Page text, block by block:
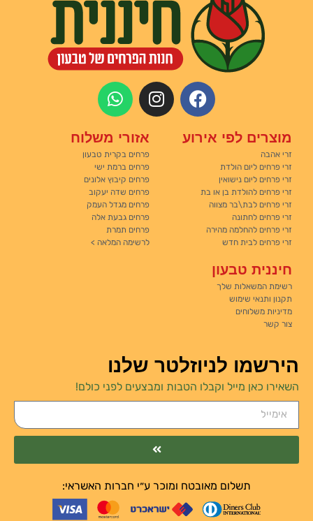
מוצרים לפי אירוע
זרי אהבה
זרי פרחים ליום הולדת
זרי פרחים ליום נישואין
זרי פרחים להולדת בן או בת
זרי פרחים לבת\בר מצווה
זרי פרחים לחתונה
זרי פרחים להחלמה מהירה
זרי פרחים לבית חדש
אזורי משלוח
פרחים בקרית טבעון
פרחים ברמת ישי
פרחים קיבוץ אלונים
פרחים שדה יעקוב
פרחים מגדל העמק
פרחים גבעת אלה
פרחים תמרת
לרשימה המלאה >
חיננית טבעון
רשימת המשאלות שלך
תקנון ותנאי שימוש
מדיניות משלוחים
צור קשר
הירשמו לניוזלטר שלנו
השאירו כאן מייל וקבלו הטבות ומבצעים לפני כולם!
תשלום מאובטח ומוכר ע״י חברות האשראי: